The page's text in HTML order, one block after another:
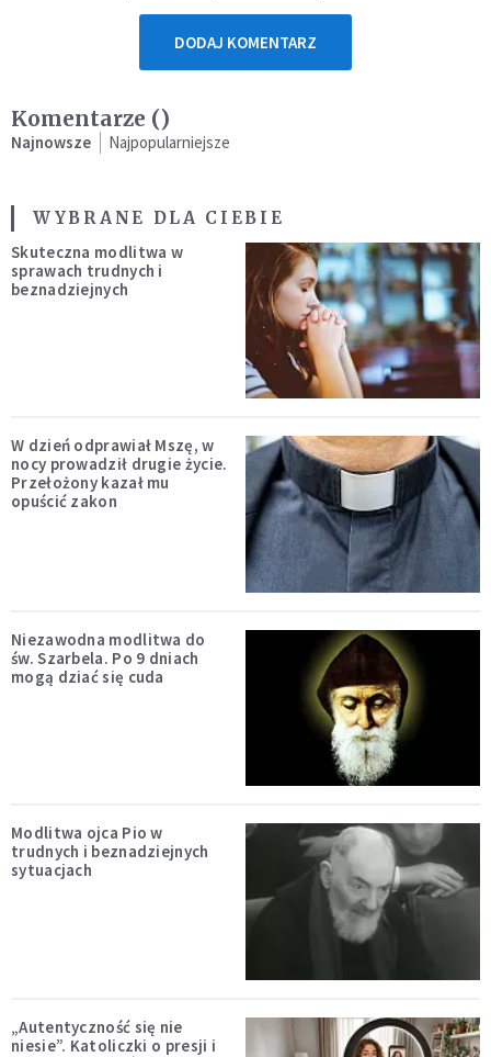
DODAJ KOMENTARZ
Komentarze ()
Najnowsze Najpopularniejsze
WYBRANE DLA CIEBIE
Skuteczna modlitwa w
sprawach trudnych i
beznadziejnych
W dzień odprawiał Mszę, w
nocy prowadził drugie życie.
Przełożony kazał mu
opuścić zakon
Niezawodna modlitwa do
św. Szarbela. Po 9 dniach
mogą dziać się cuda
Modlitwa ojca Pio w
trudnych i beznadziejnych
sytuacjach
„Autentyczność się nie
niesie”. Katoliczki o presji i